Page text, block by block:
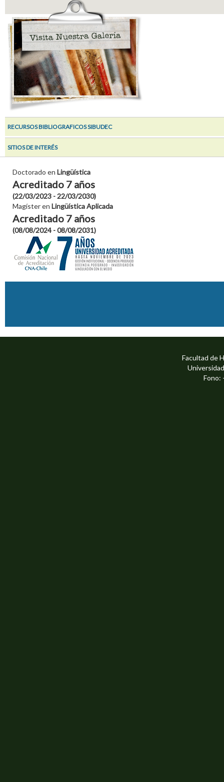
RECURSOS BIBLIOGRAFICOS SIBUDEC
SITIOS DE INTERÉS
Doctorado en Lingüística
Acreditado 7 años
(22/03/2023 - 22/03/2030)
Magíster en Lingüística Aplicada
Acreditado 7 años
(08/08/2024 - 08/08/2031)
Facultad de
Fono: